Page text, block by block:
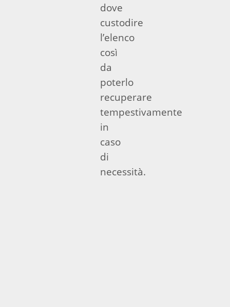
dove
custodire
l’elenco
così
da
poterlo
recuperare
tempestivamente
in
caso
di
necessità.